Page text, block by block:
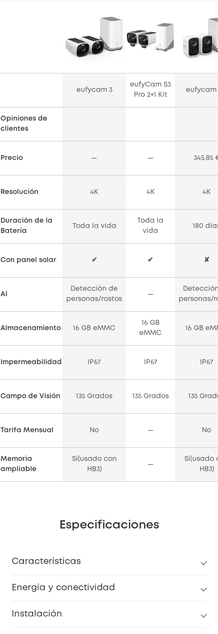
eufycam 3
eufyCam S3
Pro 2+1 Kit
eufycam
Opiniones de
clientes
Precio — — 345,85
Resolución 4K 4K 4K
Duración de la
Batería
Toda la vida
Toda la
vida
180
Con panel solar ✔ ✔ ✘
AI
Detección de
personas/rostos
—
personas/
Almacenamiento 16 GB eMMC
16 GB
eMMC
16 GB
Impermeabilidad IP67 IP67 IP67
Campo de Visión 135 Grados 135 Grados 135
Tarifa Mensual No — No
Memoria
ampliable
Sí(usado con
HB3)
—
Sí(usado
HB3)
Especificaciones
Características
Energía y conectividad
Instalación